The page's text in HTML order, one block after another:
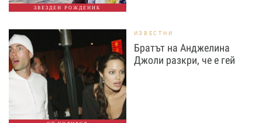
ЗВЕЗДЕН РОЖДЕНИК
ИЗВЕСТНИ
Братът на Анджелина
Джоли разкри, че е гей